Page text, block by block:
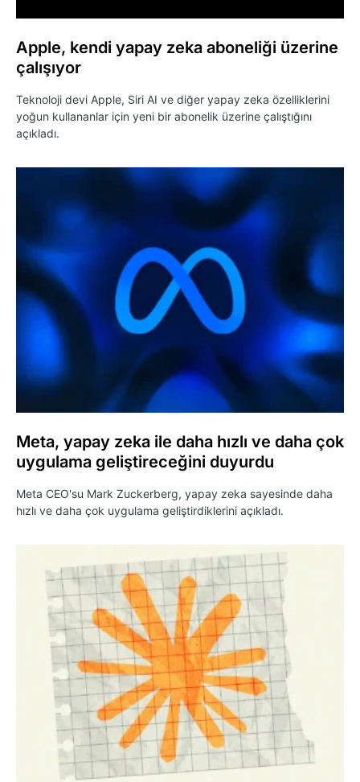
Apple, kendi yapay zeka aboneliği üzerine
çalışıyor
Teknoloji devi Apple, Siri AI ve diğer yapay zeka özelliklerini
yoğun kullananlar için yeni bir abonelik üzerine çalıştığını
açıkladı.
Meta, yapay zeka ile daha hızlı ve daha çok
uygulama geliştireceğini duyurdu
Meta CEO'su Mark Zuckerberg, yapay zeka sayesinde daha
hızlı ve daha çok uygulama geliştirdiklerini açıkladı.